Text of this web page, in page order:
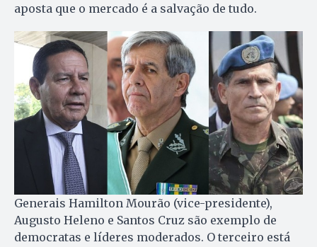
aposta que o mercado é a salvação de tudo.
Generais Hamilton Mourão (vice-presidente),
Augusto Heleno e Santos Cruz são exemplo de
democratas e líderes moderados. O terceiro está